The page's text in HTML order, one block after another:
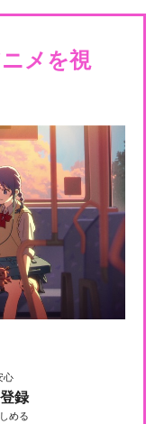
NEXT
ンち
しンち｢情熱のちょ
母大暴…
ち
メを視
心
録
める